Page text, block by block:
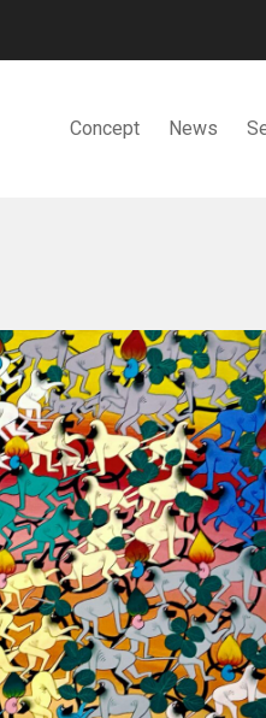
Concept News